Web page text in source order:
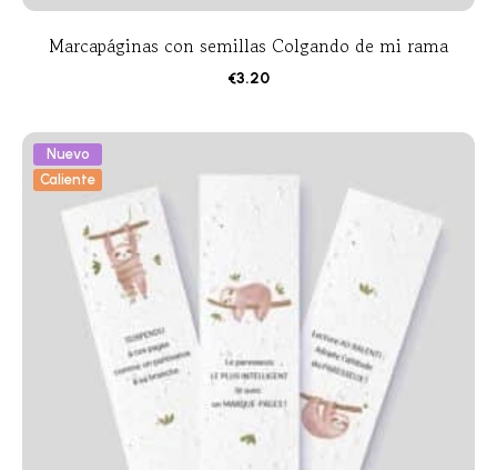
Marcapáginas con semillas Colgando de mi rama
€3.20
Nuevo
Caliente